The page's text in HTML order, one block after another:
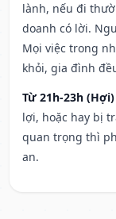
lành, nếu đi
doanh có lời.
Mọi việc trong
khỏi, gia đình
Từ 21h-23h
lợi, hoặc hay bị
quan trọng thì
an.